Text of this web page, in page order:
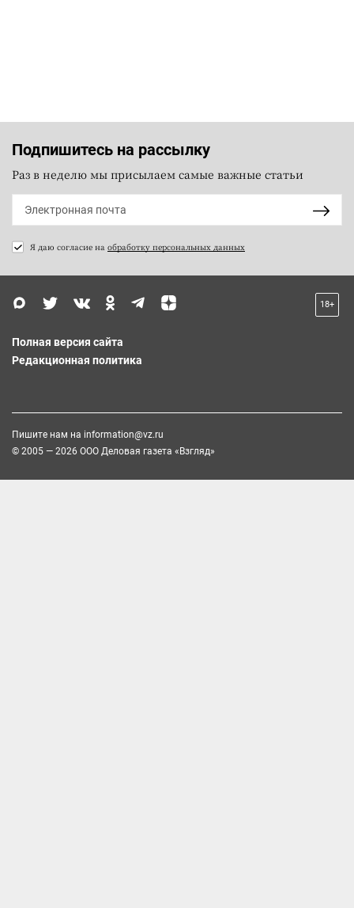
Подпишитесь на рассылку
Раз в неделю мы присылаем самые важные статьи
Я даю согласие на обработку персональных данных
18+
Полная версия сайта
Редакционная политика
Пишите нам на information@vz.ru
© 2005 — 2026 ООО Деловая газета «Взгляд»